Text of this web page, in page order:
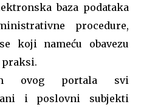
baza podataka
procedure,
koji nameću obavezu
praksi.
ovog portala svi
i poslovni subjekti